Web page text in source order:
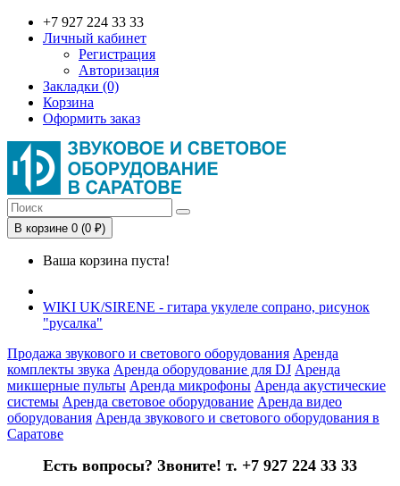
+7 927 224 33 33
Личный кабинет
Регистрация
Авторизация
Закладки (0)
Корзина
Оформить заказ
В корзине 0 (0 ₽)
Ваша корзина пуста!
WIKI UK/SIRENE - гитара укулеле сопрано, рисунок
"русалка"
Продажа звукового и светового оборудования Аренда
комплекты звука Аренда оборудование для DJ Аренда
микшерные пульты Аренда микрофоны Аренда акустические
системы Аренда световое оборудование Аренда видео
оборудования Аренда звукового и светового оборудования в
Саратове
Есть вопросы? Звоните! т. +7 927 224 33 33